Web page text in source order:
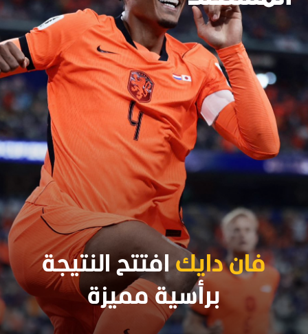
فان دايكافتتح النتيجة
برأسية مميزة